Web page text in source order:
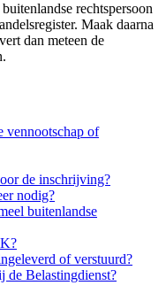
rechtspersoon
Maak daarna
dan meteen de
vennootschap of
de inschrijving?
nodig?
buitenlandse
of verstuurd?
de Belastingdienst?